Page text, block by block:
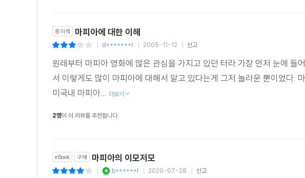
종이책 마피아에 대한 이해
d*******r 2005-11-12 신고
원래부터 마피아 영화에 많은 관심을 가지고 있던 터라 가장 먼저 눈에
서 이렇게도 많이 마피아에 대해서 알고 있다는게 그저 놀라운 뿐이었다.
미국내 마피아... 더보기
2명이 이 리뷰를 추천합니다.
eBook 구매 마피아의 이모저모
b******l 2020-07-28 신고